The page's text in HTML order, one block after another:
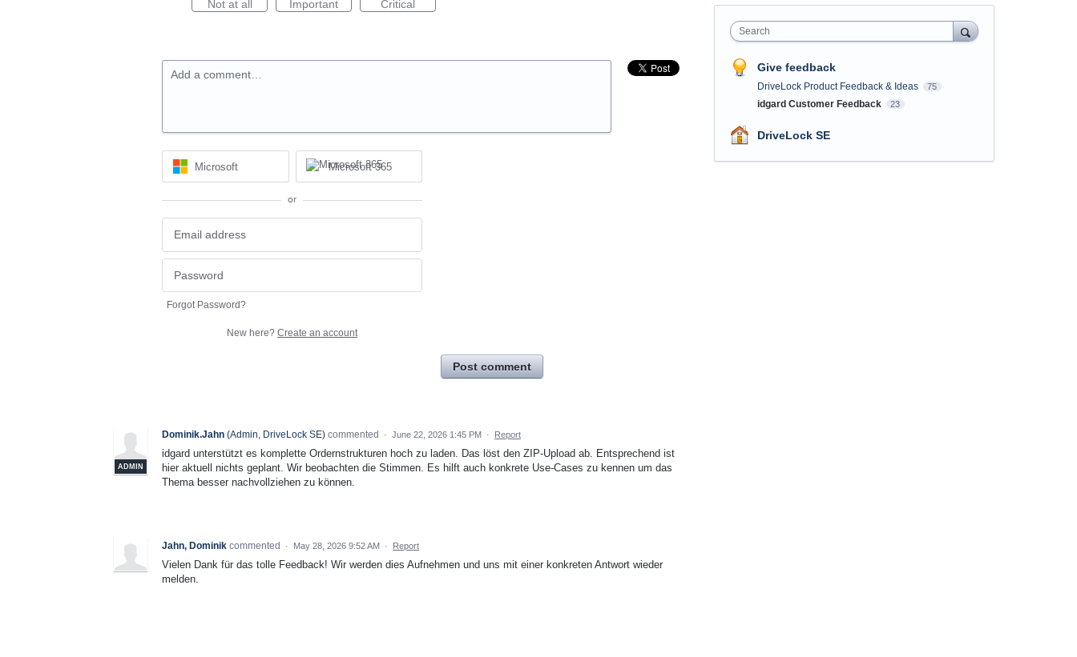
Not at all
Important Critical
Add a comment…
Microsoft Microsoft 365
or
Forgot Password?
New here? Create an account
Post comment
ADMIN
Dominik.Jahn (Admin, DriveLock SE) commented · June 22, 2026 1:45 PM · Report
idgard unterstützt es komplette Ordernstrukturen hoch zu laden. Das löst den ZIP-Upload ab. Entsprechend ist
hier aktuell nichts geplant. Wir beobachten die Stimmen. Es hilft auch konkrete Use-Cases zu kennen um das
Thema besser nachvollziehen zu können.
Jahn, Dominik commented · May 28, 2026 9:52 AM · Report
Vielen Dank für das tolle Feedback! Wir werden dies Aufnehmen und uns mit einer konkreten Antwort wieder
melden.
Search
Give feedback
DriveLock Product Feedback & Ideas 75
idgard Customer Feedback 23
DriveLock SE